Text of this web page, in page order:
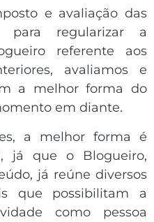
e avaliação das
para regularizar a
referente aos
avaliamos e
a melhor forma do
em diante.
a melhor forma é
já que o Blogueiro,
já reúne diversos
que possibilitam a
como pessoa